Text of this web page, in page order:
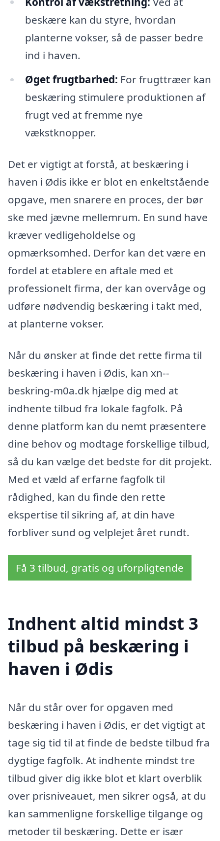
beskære kan du styre, hvordan
planterne vokser, så de passer bedre
ind i haven.
Øget frugtbarhed: For frugttræer kan
beskæring stimulere produktionen af
frugt ved at fremme nye
vækstknopper.
Det er vigtigt at forstå, at beskæring i
haven i Ødis ikke er blot en enkeltstående
opgave, men snarere en proces, der bør
ske med jævne mellemrum. En sund have
kræver vedligeholdelse og
opmærksomhed. Derfor kan det være en
fordel at etablere en aftale med et
professionelt firma, der kan overvåge og
udføre nødvendig beskæring i takt med,
at planterne vokser.
Når du ønsker at finde det rette firma til
beskæring i haven i Ødis, kan xn--
beskring-m0a.dk hjælpe dig med at
indhente tilbud fra lokale fagfolk. På
denne platform kan du nemt præsentere
dine behov og modtage forskellige tilbud,
så du kan vælge det bedste for dit projekt.
Med et væld af erfarne fagfolk til
rådighed, kan du finde den rette
ekspertise til sikring af, at din have
forbliver sund og velplejet året rundt.
Få 3 tilbud, gratis og uforpligtende
Indhent altid mindst 3
tilbud på beskæring i
haven i Ødis
Når du står over for opgaven med
beskæring i haven i Ødis, er det vigtigt at
tage sig tid til at finde de bedste tilbud fra
dygtige fagfolk. At indhente mindst tre
tilbud giver dig ikke blot et klart overblik
over prisniveauet, men sikrer også, at du
kan sammenligne forskellige tilgange og
metoder til beskæring. Dette er især